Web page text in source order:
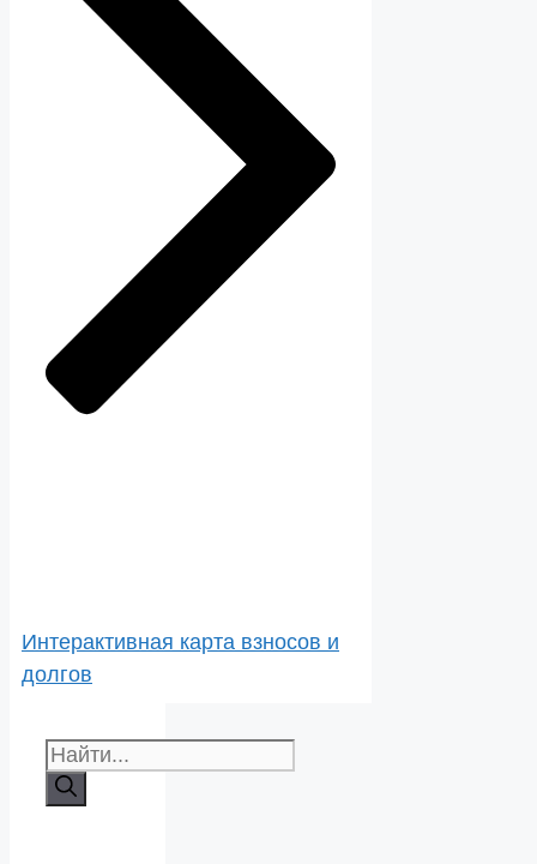
Интерактивная карта взносов и
долгов
Поиск: